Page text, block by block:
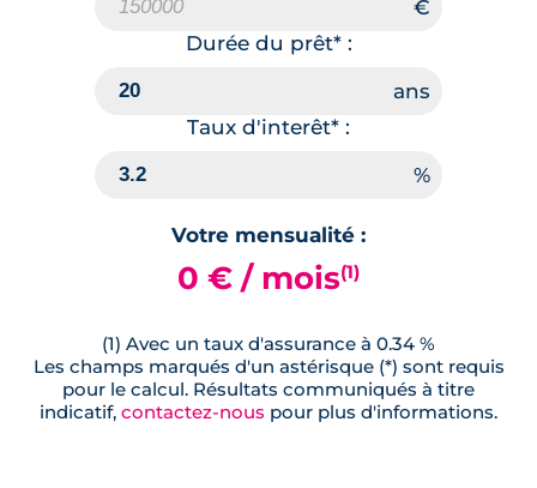
Durée du prêt* :
Taux d'interêt* :
Votre mensualité :
0 € / mois(1)
(1) Avec un taux d'assurance à 0.34 %
Les champs marqués d'un astérisque (*) sont requis
pour le calcul. Résultats communiqués à titre
indicatif, contactez-nous pour plus d'informations.